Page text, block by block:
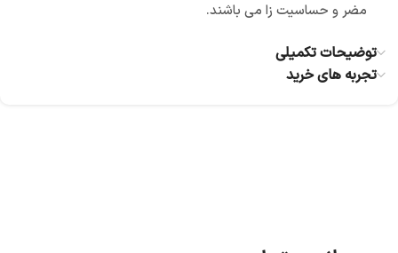
مضر و حساسیت زا می باشند.
توضیحات تکمیلی
تجربه های خرید